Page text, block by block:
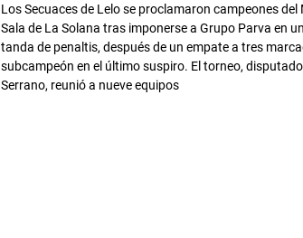
Los Secuaces de Lelo se proclamaron campeones
Sala de La Solana tras imponerse a Grupo Parva en
tanda de penaltis, después de un empate a tres
subcampeón en el último suspiro. El torneo,
Serrano, reunió a nueve equipos